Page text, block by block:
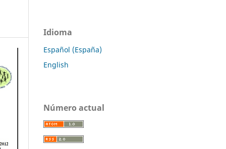
Idioma
Español (España)
English
Número actual